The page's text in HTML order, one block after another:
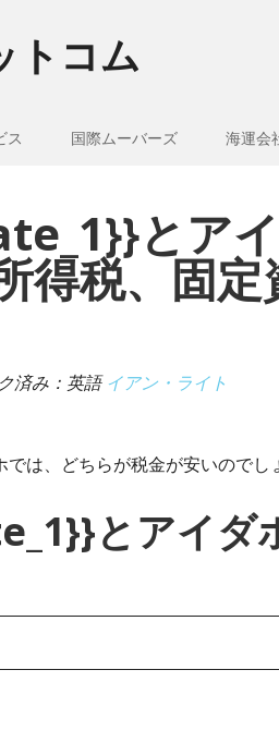
トコム
ス 国際ムーバーズ 海運会
とア
得税、固
済み：英語イアン・ライト
は、どちらが税金が安いのでし
とアイダ